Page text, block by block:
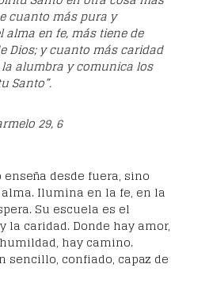
cuanto más pura y
alma en fe, más tiene de
Dios; y cuanto más caridad
alumbra y comunica los
Santo”.
29, 6
desde fuera, sino
Ilumina en la fe, en la
Su escuela es el
la caridad. Donde hay amor,
hay camino.
sencillo, confiado, capaz de